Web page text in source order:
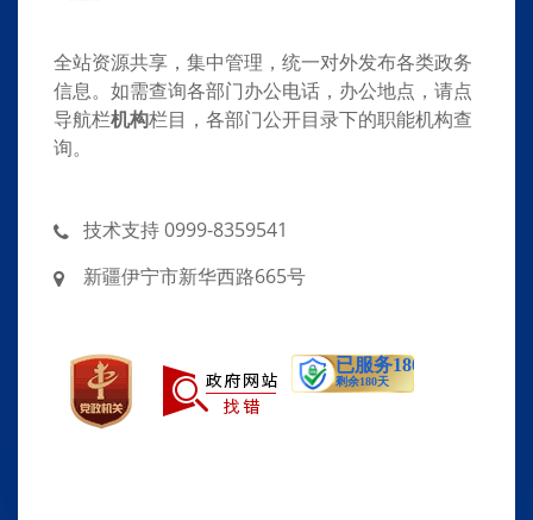
全站资源共享，集中管理，统一对外发布各类政务
信息。如需查询各部门办公电话，办公地点，请点
导航栏机构栏目，各部门公开目录下的职能机构查
询。
技术支持 0999-8359541
新疆伊宁市新华西路665号